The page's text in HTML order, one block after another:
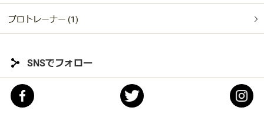
プロトレーナー (1)
SNSでフォロー